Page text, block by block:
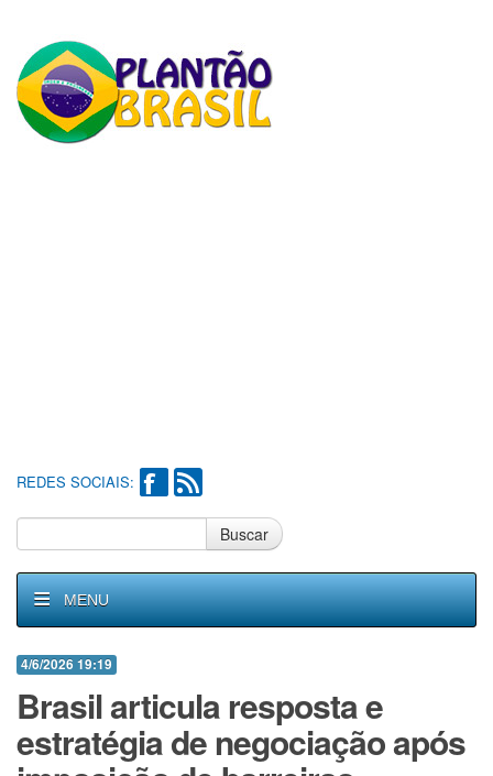
REDES SOCIAIS:
Buscar
MENU
4/6/2026 19:19
Brasil articula resposta e
estratégia de negociação após